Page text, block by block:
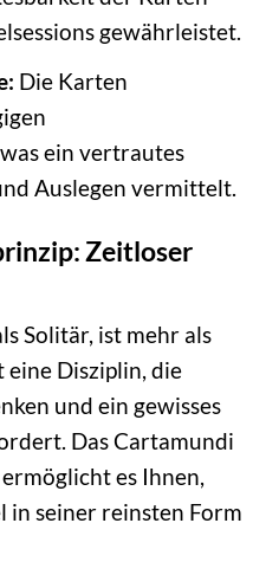
gewährleistet.
Die Karten
ein vertrautes
Auslegen vermittelt.
Zeitloser
Solitär, ist mehr als
eine Disziplin, die
und ein gewisses
Das Cartamundi
es Ihnen,
in seiner reinsten Form